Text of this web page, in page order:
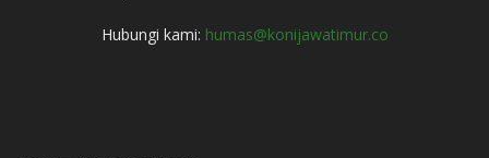
Hubungi kami: humas@konijawatimur.co